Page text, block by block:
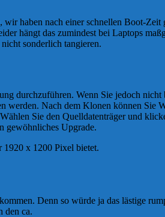
haben nach einer schnellen Boot-Zeit
hängt das zumindest bei Laptops
sonderlich tangieren.
durchzuführen. Wenn Sie jedoch nicht
werden. Nach dem Klonen können Sie
Sie den Quelldatenträger und
gewöhnliches Upgrade.
1920 x 1200 Pixel bietet.
Denn so würde ja das lästige
den ca.